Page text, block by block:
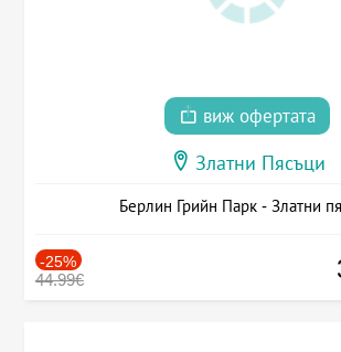
виж офертата
Златни Пясъци
Берлин Грийн Парк - Златни
-25%
44.99€